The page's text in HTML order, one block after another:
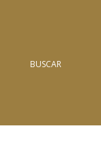
BUSCAR